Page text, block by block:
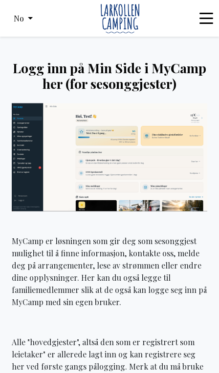
No
Logg inn på Min Side i MyCamp
her (for sesonggjester)
MyCamp er løsningen som gir deg som sesonggjest
mulighet til å finne informasjon, kontakte oss, melde
deg på arrangementer, lese av strømmen eller endre
dine opplysninger. Her kan du også legge til
familiemedlemmer slik at de også kan logge seg inn på
MyCamp med sin egen bruker.
Alle "hovedgjester", altså den som er registrert som
leietaker" er allerede lagt inn og kan registrere seg
her ved første gangs pålogging. Merk at du må bruke